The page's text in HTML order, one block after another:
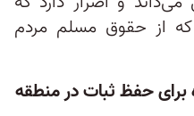
که از حقوق مسلم مردم
برای حفظ ثبات در منطقه